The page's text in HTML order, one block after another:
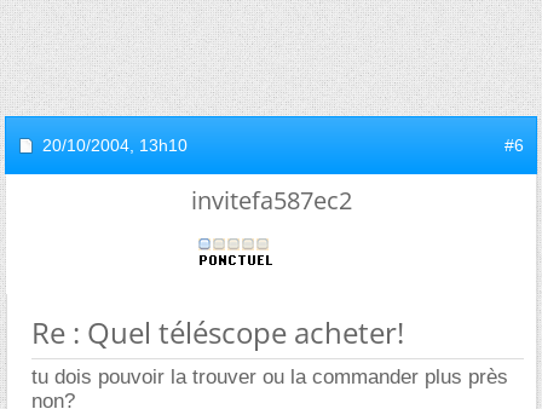
20/10/2004, 13h10 #6
invitefa587ec2
Re : Quel téléscope acheter!
tu dois pouvoir la trouver ou la commander plus près
non?